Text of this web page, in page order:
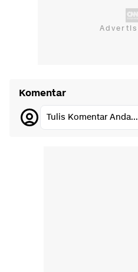
Komentar
Tulis Komentar Anda...